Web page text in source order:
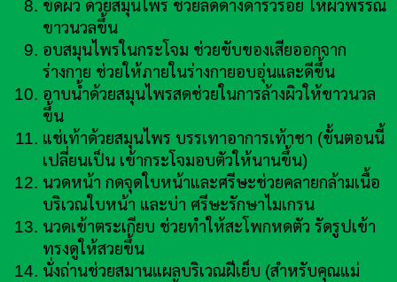
ขัดผิว ด้วยสมุนไพร ช่วยลดด่างดำริ้วรอย ให้ผิวพรรณ
ขาวนวลขึ้น
อบสมุนไพรในกระโจม ช่วยขับของเสียออกจาก
ร่างกาย ช่วยให้ภายในร่างกายอบอุ่นและดีขึ้น
อาบน้ำด้วยสมุนไพรสดช่วยในการล้างผิวให้ขาวนวล
ขึ้น
แช่เท้าด้วยสมุนไพร บรรเทาอาการเท้าชา (ขั้นตอนนี้
เปลี่ยนเป็น เข้ากระโจมอบตัวให้นานขึ้น)
นวดหน้า กดจุดใบหน้าและศรีษะช่วยคลายกล้ามเนื้อ
บริเวณใบหน้า และบ่า ศรีษะรักษาไมเกรน
นวดเข้าตระเกียบ ช่วยทำให้สะโพกหดตัว รัดรูปเข้า
ทรงดูให้สวยขึ้น
นั่งถ่านช่วยสมานแผลบริเวณฝีเย็บ (สำหรับคุณแม่